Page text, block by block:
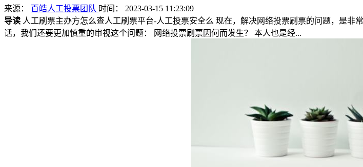
来源： 百皓人工投票团队 时间： 2023-03-15 11:23:09
导读 人工刷票主办方怎么查人工刷票平台-人工投票安全么 现在，解决网络投票刷票的问题，是
话，我们还要更加慎重的审视这个问题： 网络投票刷票因何而发生？ 本人也是经...